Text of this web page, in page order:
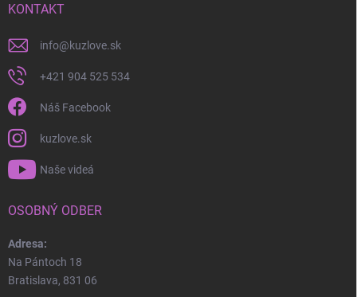
KONTAKT
info@kuzlove.sk
+421 904 525 534
Náš Facebook
kuzlove.sk
Naše videá
OSOBNÝ ODBER
Adresa:
Na Pántoch 18
Bratislava, 831 06